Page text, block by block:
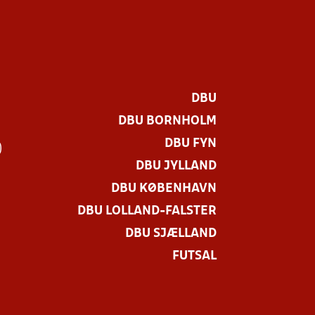
DBU
DBU BORNHOLM
DBU FYN
DBU JYLLAND
DBU KØBENHAVN
DBU LOLLAND-FALSTER
DBU SJÆLLAND
FUTSAL